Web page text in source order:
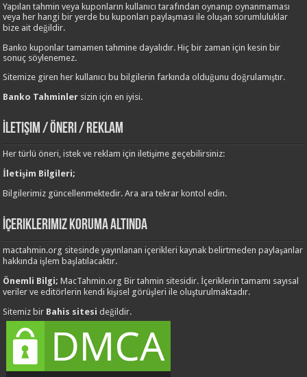
Yapılan tahmin veya kuponların kullanıcı tarafından oynanıp oynanmaması
veya her hangi bir yerde bu kuponları paylaşması ile oluşan sorumluluklar
bize ait değildir.
Banko kuponlar tamamen tahmine dayalıdır. Hiç bir zaman için kesin bir
sonuç söylenemez.
Sitemize giren her kullanıcı bu bilgilerin farkında olduğunu doğrulamıştır.
Banko Tahminler sizin için en iyisi.
İletişim / Öneri / Reklam
Her türlü öneri, istek ve reklam için iletişime geçebilirsiniz:
İletişim Bilgileri;
Bilgilerimiz güncellenmektedir. Ara ara tekrar kontol edin.
İçeriklerimiz Koruma Altında
mactahmin.org sitesinde yayınlanan içerikleri kaynak belirtmeden paylaşanlar
hakkında işlem başlatılacaktır.
Önemli Bilgi;MacTahmin.org Bir tahmin sitesidir. İçeriklerin tamamı sayısal
veriler ve editörlerin kendi kişisel görüşleri ile oluşturulmaktadır.
Sitemiz bir Bahis sitesi değildir.